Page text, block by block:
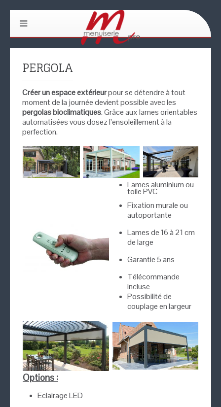
PERGOLA
Créer un espace extérieurpour se détendre à tout
moment de la journée devient possible avec les
pergolas bioclimatiques. Grâce aux lames orientables
automatisées vous dosez l’ensoleillement à la
perfection.
Lames aluminium ou
toile PVC
Fixation murale ou
autoportante
Lames de 16 à 21 cm
de large
Garantie 5 ans
Télécommande
incluse
Possibilité de
couplage en largeur
Options :
Eclairage LED